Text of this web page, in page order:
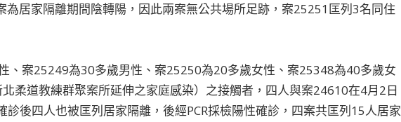
居家隔離期間陰轉陽，因此兩案無公共場所足跡，案25251匡列3名同住
、案25249為30多歲男性、案25250為20多歲女性、案25348為40多歲女
柔道教練群聚案所延伸之家庭感染）之接觸者，四人與案24610在4月2日
後四人也被匡列居家隔離，後經PCR採檢陽性確診，四案共匡列15人居家